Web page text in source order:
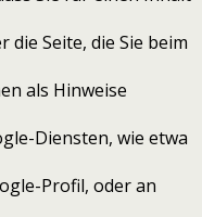
Seite, die Sie beim
als Hinweise
Diensten, wie etwa
Profil, oder an